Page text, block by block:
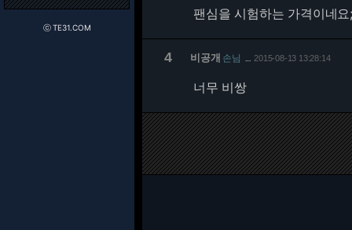
ⓒ TE31.COM
팬심을 시험하는 가격이네요
4 비공개 손님 2015-08-13 13:28:14
너무 비쌍